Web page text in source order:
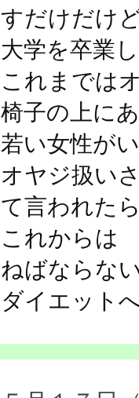
すだけだけど
大学を卒業
これまでは
椅子の上に
若い女性が
オヤジ扱い
て言われた
これからは
ねばならない
ダイエット